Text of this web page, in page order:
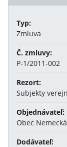
Typ:
Zmluva
Č. zmluvy:
P-1/2011-002
Rezort:
Subjekty
Objednávateľ:
Obec Nemecká
Dodávateľ: